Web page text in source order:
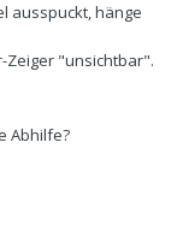
ausspuckt, hänge
Zeiger "unsichtbar".
Abhilfe?